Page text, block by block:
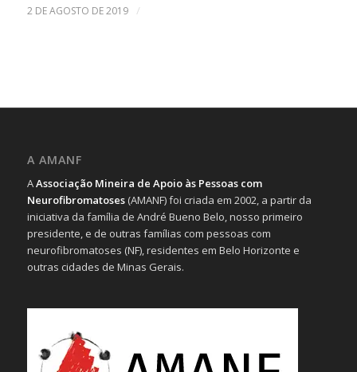
2 DE AGOSTO DE 2019 /
A AMANF
AAssociação Mineira de Apoio às Pessoas com
Neurofibromatoses(AMANF) foi criada em 2002, a partir da
iniciativa da família de André Bueno Belo, nosso primeiro
presidente, e de outras famílias com pessoas com
neurofibromatoses (NF), residentes em Belo Horizonte e
outras cidades de Minas Gerais.